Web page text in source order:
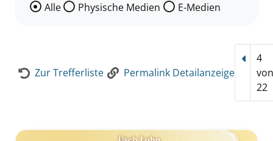
Wählen Sie die Medienart nach der Sie suchen wollen.
Alle Physische Medien E-Medien
Zur Trefferliste Permalink Detailanzeige
4
22